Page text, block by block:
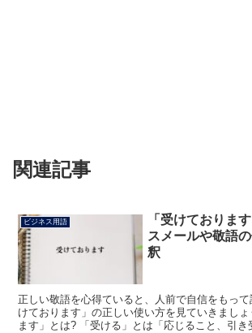
関連記事
ビジネス用語
「受けておりま
スメールや敬語
釈
正しい敬語を心得ていると、人前で自信をもっ
けております」の正しい使い方を見ていきまし
ます」とは? 「受ける」とは「応じること、引き